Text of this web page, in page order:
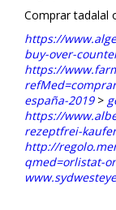
Comprar tadalafil
https://
buy-over-
https://
españa-2019>
https://
rezeptfrei-
http://
qmed=orlistat-